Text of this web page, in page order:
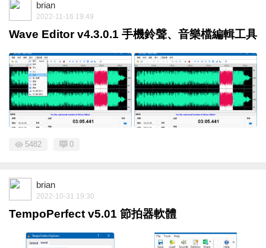
brian
2022-11-16 19:49
Wave Editor v4.3.0.1 手機鈴聲、音樂檔編輯工具
5482 0
brian
2022-10-31 19:30
TempoPerfect v5.01 節拍器軟體